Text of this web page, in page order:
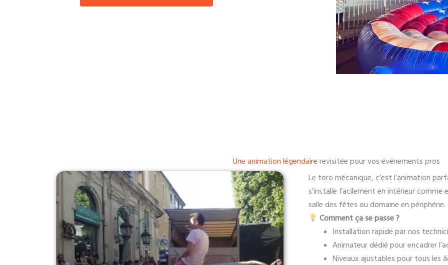
Une animation légendaire revisitée pour vos événements pros
Le toro mécanique, c’est l’animation
s’installe facilement en intérieur comme
salle des fêtes ou domaine en périphérie.
Comment ça se passe ?
Installation rapide par nos
Animateur dédié pour encadrer
Niveaux ajustables pour tous les